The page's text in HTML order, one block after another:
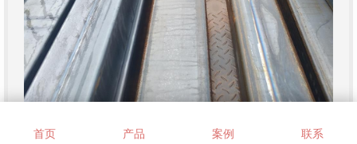
首页 产品 案例 联系